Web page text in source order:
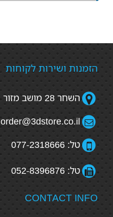
הזמנות ושירות לקוחות
השחר 28 מושב מזור
order@3dstore.co.il
טל: 077-2318666
טל: 052-8396876
CONTACT INFO